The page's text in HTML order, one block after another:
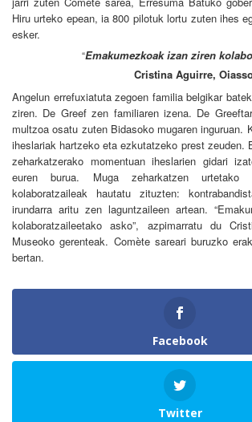
Hiru urteko epean, ia 800 pilotuk lortu zuten ihes
esker.
“Emakumezkoak izan ziren
Cristina Aguirre,
Angelun errefuxiatuta zegoen familia belgikar
ziren. De Greef zen familiaren izena. De
multzoa osatu zuten Bidasoko mugaren inguruan.
iheslariak hartzeko eta ezkutatzeko prest zeuden.
zeharkatzerako momentuan iheslarien gidari
euren burua. Muga zeharkatzen urtetako
kolaboratzaileak hautatu zituzten:
irundarra aritu zen laguntzaileen artean.
kolaboratzaileetako asko”, azpimarratu du
Museoko gerenteak. Comète sareari buruzko
bertan.
Facebook
Twitter